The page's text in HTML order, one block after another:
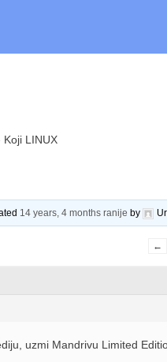
Koji LINUX
14 years, 4 months ranije by
←
uzmi Mandrivu Limited